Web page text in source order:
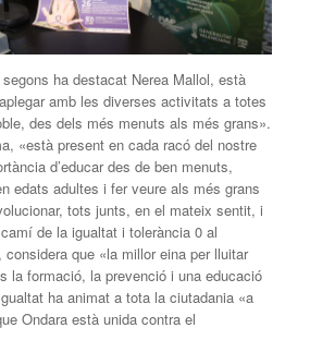
ha destacat Nerea Mallol, està
amb les diverses activitats a totes
des dels més menuts als més grans».
«està present en cada racó del nostre
d’educar des de ben menuts,
edats adultes i fer veure als més grans
tots junts, en el mateix sentit, i
de la igualtat i tolerància 0 al
que «la millor eina per lluitar
la formació, la prevenció i una educació
ha animat a tota la ciutadania «a
Ondara està unida contra el